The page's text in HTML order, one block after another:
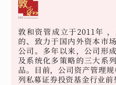
敦和资管成立于2011年
的、致力于国内外资本市
公司。多年以来，公司形
及系统化多策略的三大系
品。目前，公司资产管理
列私募证券投资基金行业前